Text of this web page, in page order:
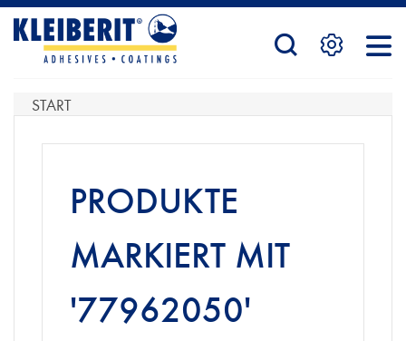
STARTSEITE
PRODUKTE
KONTAKTFORMULAR
START
PRODUKTE
MARKIERT MIT
'77962050'